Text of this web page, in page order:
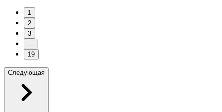
1
2
3
...
19
Следующая